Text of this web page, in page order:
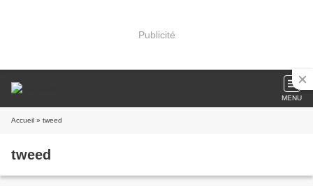
Publicité
MENU
Accueil » tweed
tweed